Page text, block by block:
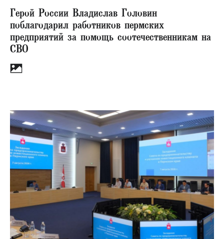
Герой России Владислав Головин
поблагодарил работников пермских
предприятий за помощь соотечественникам на
СВО